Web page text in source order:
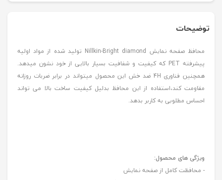
توضیحات
محافظ صفحه نمایش Nillkin-Bright diamond تولید شده از مواد اولیه
پیشرفته PET که کیفیت و شفافیت بسیار بالایی از خود نشون میدهد.
همچنین فناوری 4H ضد خش این محصول میتواند در برابر ضربات روزانه
مقاومت کند،استفاده از این محافظ بدلیل کیفیت ساخت بالا می تواند
احساس مطلوبی به کاربر بدهد.
ویژگی های محصول:
- محافظت کامل از صفحه نمایش